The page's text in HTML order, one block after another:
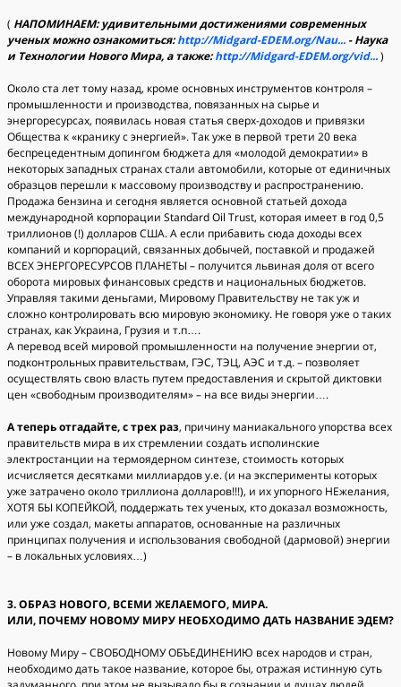
( НАПОМИНАЕМ: удивительными достижениями современных
ученых можно ознакомиться:http://Midgard-EDEM.org/Nau... - Наука
и Технологии Нового Мира, а также:http://Midgard-EDEM.org/vid...)
Около ста лет тому назад, кроме основных инструментов контроля –
промышленности и производства, повязанных на сырье и
энергоресурсах, появилась новая статья сверх-доходов и привязки
Общества к «кранику с энергией». Так уже в первой трети 20 века
беспрецедентным допингом бюджета для «молодой демократии» в
некоторых западных странах стали автомобили, которые от единичных
образцов перешли к массовому производству и распространению.
Продажа бензина и сегодня является основной статьей дохода
международной корпорации Standard Oil Trust, которая имеет в год 0,5
триллионов (!) долларов США. А если прибавить сюда доходы всех
компаний и корпораций, связанных добычей, поставкой и продажей
ВСЕХ ЭНЕРГОРЕСУРСОВ ПЛАНЕТЫ – получится львиная доля от всего
оборота мировых финансовых средств и национальных бюджетов.
Управляя такими деньгами, Мировому Правительству не так уж и
сложно контролировать всю мировую экономику. Не говоря уже о таких
странах, как Украина, Грузия и т.п….
А перевод всей мировой промышленности на получение энергии от,
подконтрольных правительствам, ГЭС, ТЭЦ, АЭС и т.д. – позволяет
осуществлять свою власть путем предоставления и скрытой диктовки
цен «свободным производителям» – на все виды энергии….
А теперь отгадайте, с трех раз, причину маниакального упорства всех
правительств мира в их стремлении создать исполинские
электростанции на термоядерном синтезе, стоимость которых
исчисляется десятками миллиардов у.е. (и на эксперименты которых
уже затрачено около триллиона долларов!!!), и их упорного НЕжелания,
ХОТЯ БЫ КОПЕЙКОЙ, поддержать тех ученых, кто доказал возможность,
или уже создал, макеты аппаратов, основанные на различных
принципах получения и использования свободной (дармовой) энергии
– в локальных условиях…)
3. ОБРАЗ НОВОГО, ВСЕМИ ЖЕЛАЕМОГО, МИРА.
ИЛИ, ПОЧЕМУ НОВОМУ МИРУ НЕОБХОДИМО ДАТЬ НАЗВАНИЕ ЭДЕМ?
Новому Миру – СВОБОДНОМУ ОБЪЕДИНЕНИЮ всех народов и стран,
необходимо дать такое название, которое бы, отражая истинную суть